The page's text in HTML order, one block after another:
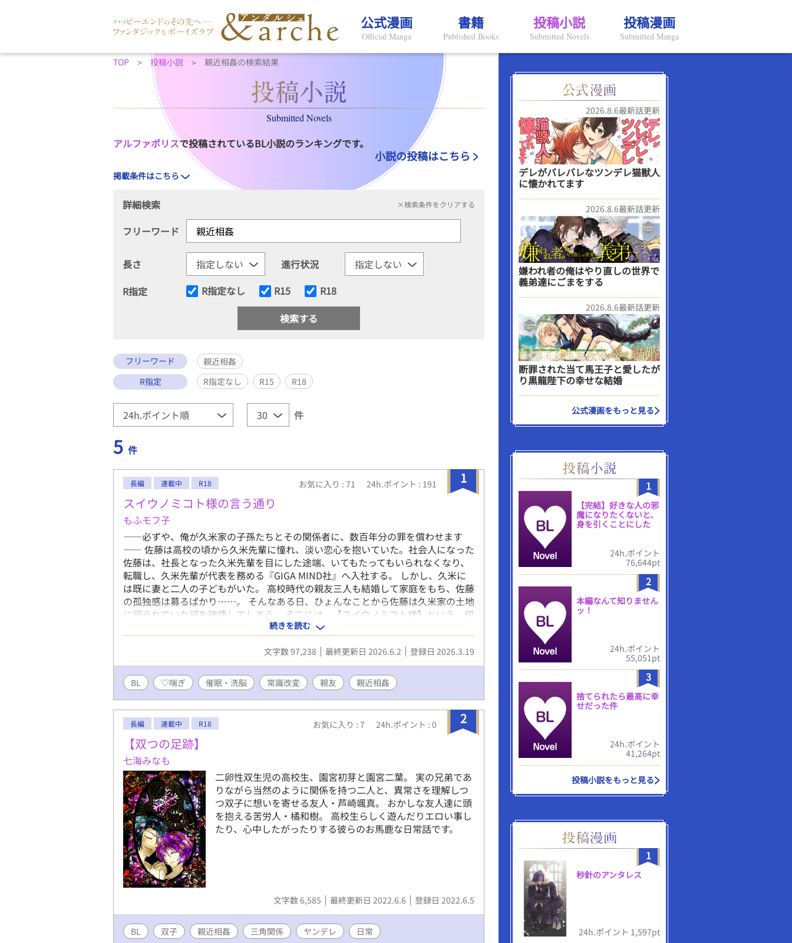
公式漫画
Official Manga
書籍
Published Books
投稿小説
Submitted Novels
投稿漫画
Submitted Manga
TOP 投稿小説 親近相姦の検索結果
Submitted Novels
アルファポリスで投稿されているBL小説のランキングです。
小説の投稿はこちら
掲載条件はこちら
詳細検索 ×検索条件をクリアする
フリーワード
長さ
進行状況
R指定
R指定なし R15 R18
フリーワード
親近相姦
R指定
R指定なし R15 R18
件
5 件
1
長編 連載中 R18 お気に入り : 71 24h.ポイント : 191
スイウノミコト様の言う通り
もふモフ子
――必ずや、俺が久米家の子孫たちとその関係者に、数百年分の罪を償わせます
―― 佐藤は高校の頃から久米先輩に憧れ、淡い恋心を抱いていた。社会人になった
佐藤は、社長となった久米先輩を目にした途端、いてもたってもいられなくなり、
転職し、久米先輩が代表を務める『GIGA MIND社』へ入社する。 しかし、久米に
は既に妻と二人の子どもがいた。 高校時代の親友三人も結婚して家庭をもち、佐藤
の孤独感は募るばかり……。 そんなある日、ひょんなことから佐藤は久米家の土地
に祀られていた祠を破壊してしまう。 そこには、【スイウノミコト様】という、何
百年にもわたって久米家に力を搾取され続けている神様が封じられていた。 【スイ
ウノミコト様】から特別な鈴を授けられた佐藤は【スイウノミコト様】の力を搾取
してきた人間たちに罪を償わせるため、たくさんの人を支配していく。 ※倫理観皆
無のBL小説 ※主人公のハッピーは、無関係な他者のアンハッピーを犠牲にして築
かれています。基本的に、主人公は自己中な総攻め鬼畜野郎です。全ては神様と自
分のために！ ※ここに書ききれないほど、どの章も特殊な性癖のオンパレードで
す。それでも大丈夫だという方のみお進みください。 ＜親友編＞ 高校時代の三人
の親友を寝取る話 ＜先輩編＞ 憧れの先輩である久米と、その従者である東雲を寝
取る話 ＜真相編＞ 【スイウノミコト様】と久米家の因縁が明らかになる話 ＜番外
編＞ 本編に載せられなかったエピソードなど
続きを読む
文字数 97,238 最終更新日 2026.6.2 登録日 2026.3.19
BL ♡喘ぎ 催眠・洗脳 常識改変 親友 親近相姦
2
長編 連載中 R18 お気に入り : 7 24h.ポイント : 0
【双つの足跡】
七海みなも
二卵性双生児の高校生、園宮初芽と園宮二葉。 実の兄弟であ
りながら当然のように関係を持つ二人と、異常さを理解しつ
つ双子に想いを寄せる友人・芦崎颯真。 おかしな友人達に頭
を抱える苦労人・橘和樹。 高校生らしく遊んだりエロい事し
たり、心中したがったりする彼らのお馬鹿な日常話です。
文字数 6,585 最終更新日 2022.6.6 登録日 2022.6.5
BL 双子 親近相姦 三角関係 ヤンデレ 日常
2026.8.6最新話更新
デレがバレバレなツンデレ猫獣人
に懐かれてます
2026.8.6最新話更新
嫌われ者の俺はやり直しの世界で
義弟達にごまをする
2026.8.6最新話更新
断罪された当て馬王子と愛したが
り黒龍陛下の幸せな結婚
公式漫画をもっと見る
1
【完結】好きな人の邪
魔になりたくないと、
身を引くことにした
24h.ポイント
76,644pt
2
本編なんて知りません
ッ！
24h.ポイント
55,051pt
3
捨てられたら最高に幸
せだった件
24h.ポイント
41,264pt
投稿小説をもっと見る
1
秒針のアンタレス
24h.ポイント 1,597pt